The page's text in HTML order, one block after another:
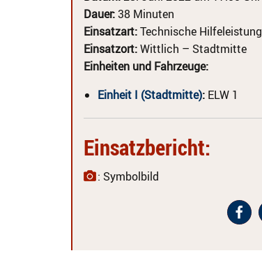
Dauer:38 Minuten
Einsatzart:Technische Hilfeleistung
Einsatzort:Wittlich – Stadtmitte
Einheiten und Fahrzeuge:
Einheit I (Stadtmitte): ELW 1
Einsatzbericht:
: Symbolbild